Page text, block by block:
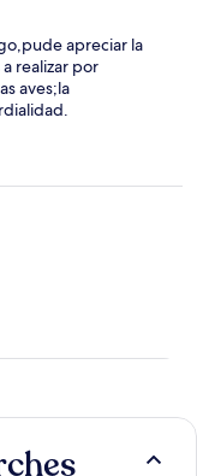
apreciar la
realizar por
aves;la